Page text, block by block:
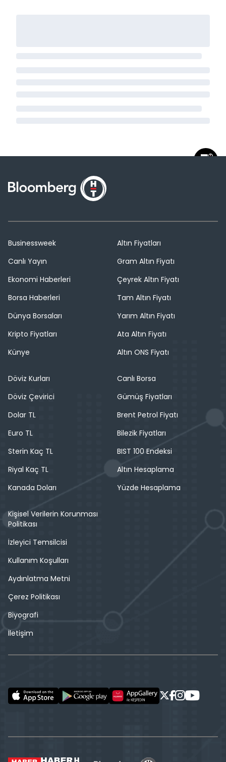
Businessweek
Canlı Yayın
Ekonomi Haberleri
Borsa Haberleri
Dünya Borsaları
Kripto Fiyatları
Künye
Altın Fiyatları
Gram Altın Fiyatı
Çeyrek Altın Fiyatı
Tam Altın Fiyatı
Yarım Altın Fiyatı
Ata Altın Fiyatı
Altın ONS Fiyatı
Döviz Kurları
Döviz Çevirici
Dolar TL
Euro TL
Sterin Kaç TL
Riyal Kaç TL
Kanada Doları
Canlı Borsa
Gümüş Fiyatları
Brent Petrol Fiyatı
Bilezik Fiyatları
BIST 100 Endeksi
Altın Hesaplama
Yüzde Hesaplama
Kişisel Verilerin Korunması
Politikası
İzleyici Temsilcisi
Kullanım Koşulları
Aydınlatma Metni
Çerez Politikası
Biyografi
İletişim